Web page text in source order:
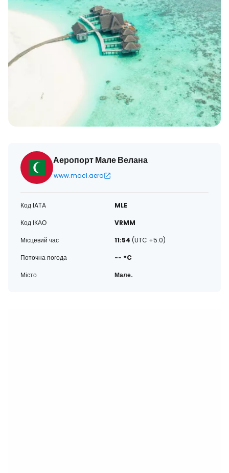
Аеропорт Мале Велана
www.macl.aero
Код IATA
MLE
Код ІКАО
VRMM
Місцевий час
11:54 (UTC +5.0)
Поточна погода
-- °C
Місто
Мале.